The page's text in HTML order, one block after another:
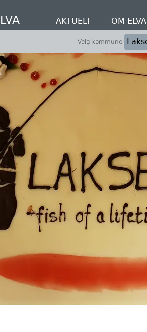
AKTUELT OM ELVA
Velg kommune